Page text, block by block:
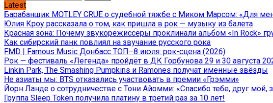
Latest
Барабанщик MÖTLEY CRÜE о судебной тяжбе с Миком Марсом: «Для
Юлия Кроу рассказала о том, как пришла в рок — музыку из балета
Красная зона: Почему звукорежиссеры проклинали альбом «In Rock»
Как сибирский панк повлиял на звучание русского рока
FMD | Famous Music Донбасс ТОП–8 июля: рок-сцена (2026)
Рок — фестиваль «Легенда» пройдёт в ДК Горбунова 29 и 30 августа
Linkin Park, The Smashing Pumpkins и Ramones получат именные звёзды
Не азиаты мы: BTS отказались участвовать в премии «Грэмми»
Йорн Ланде о сотрудничестве с Тони Айомми: «Спасибо тебе, друг мой,
Группа Sleep Token получила платину в третий раз за 10 лет!